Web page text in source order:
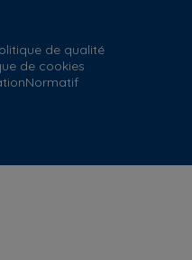
de qualité
de cookies
Normatif